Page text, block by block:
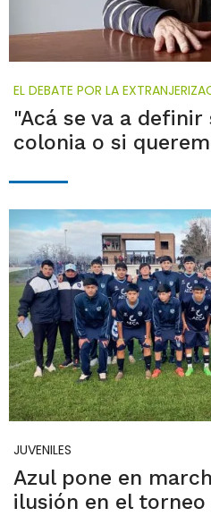
EL DEBATE POR LA
"Acá se va a
colonia o si
JUVENILES
Azul pone en
ilusión en el torneo